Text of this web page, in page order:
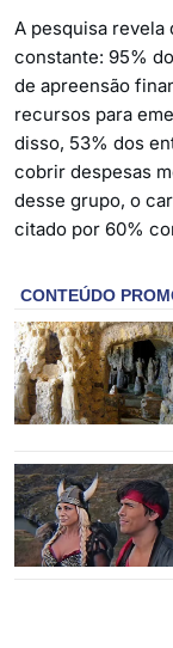
A pesquisa
constante: 95%
de apreensão
recursos para
disso, 53% dos
cobrir despesas
desse grupo, o
citado por 60%